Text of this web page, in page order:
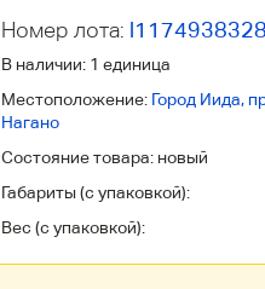
Номер лота: l1174938328
В наличии: 1 единица
Местоположение: Город Иида,
Нагано
Состояние товара: новый
Габариты (с упаковкой):
Вес (с упаковкой):